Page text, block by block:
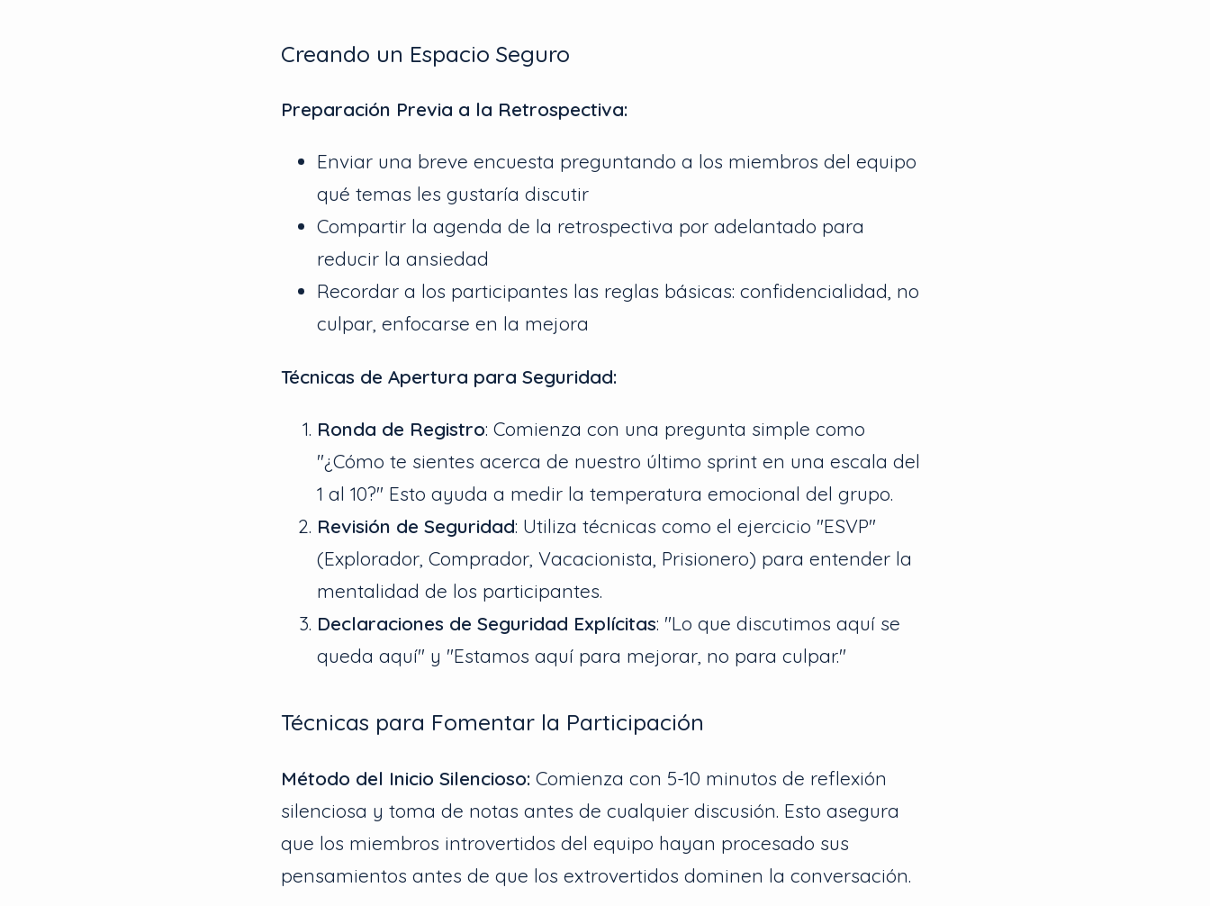
Creando un Espacio Seguro
Preparación Previa a la Retrospectiva:
Enviar una breve encuesta preguntando a los miembros del equipo
qué temas les gustaría discutir
Compartir la agenda de la retrospectiva por adelantado para
reducir la ansiedad
Recordar a los participantes las reglas básicas: confidencialidad, no
culpar, enfocarse en la mejora
Técnicas de Apertura para Seguridad:
Ronda de Registro: Comienza con una pregunta simple como
"¿Cómo te sientes acerca de nuestro último sprint en una escala del
1 al 10?" Esto ayuda a medir la temperatura emocional del grupo.
Revisión de Seguridad: Utiliza técnicas como el ejercicio "ESVP"
(Explorador, Comprador, Vacacionista, Prisionero) para entender la
mentalidad de los participantes.
Declaraciones de Seguridad Explícitas: "Lo que discutimos aquí se
queda aquí" y "Estamos aquí para mejorar, no para culpar."
Técnicas para Fomentar la Participación
Método del Inicio Silencioso: Comienza con 5-10 minutos de reflexión
silenciosa y toma de notas antes de cualquier discusión. Esto asegura
que los miembros introvertidos del equipo hayan procesado sus
pensamientos antes de que los extrovertidos dominen la conversación.